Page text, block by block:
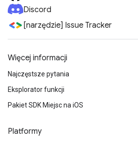
Discord
[narzędzie] Issue Tracker
Więcej informacji
Najczęstsze pytania
Eksplorator funkcji
Pakiet SDK Miejsc na iOS
Platformy